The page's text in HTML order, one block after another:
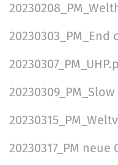
20230303_PM_End
20230317_PM